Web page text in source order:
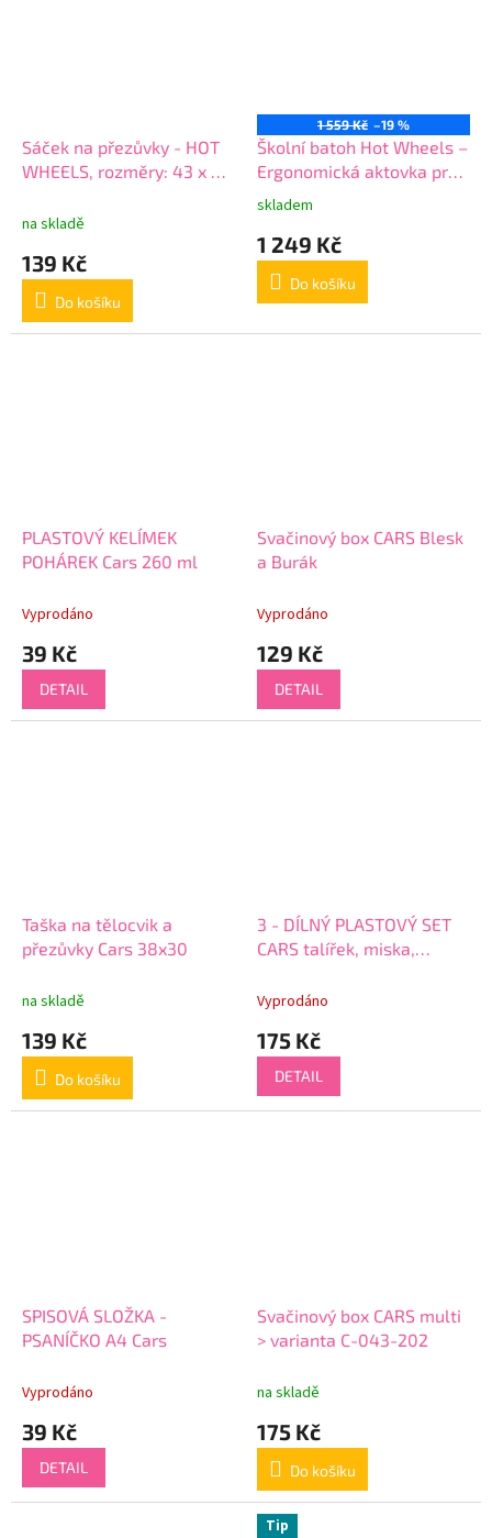
Sáček na přezůvky - HOT
WHEELS, rozměry: 43 x 32
na skladě
139 Kč
Do košíku
1 559 Kč –19 %
Školní batoh Hot Wheels –
Ergonomická aktovka pro
malé závodníky (35x25x15
Průměrné
produktu
5,0
5
skladem
1 249 Kč
Do košíku
PLASTOVÝ KELÍMEK
POHÁREK Cars 260 ml
Vyprodáno
39 Kč
DETAIL
Svačinový box CARS Blesk
a Burák
Vyprodáno
129 Kč
DETAIL
Taška na tělocvik a
přezůvky Cars 38x30
na skladě
139 Kč
Do košíku
3 - DÍLNÝ PLASTOVÝ SET
CARS talířek, miska,
Vyprodáno
175 Kč
DETAIL
SPISOVÁ SLOŽKA -
PSANÍČKO A4 Cars
Vyprodáno
39 Kč
DETAIL
Svačinový box CARS multi
> varianta C-043-202
na skladě
175 Kč
Do košíku
Tip